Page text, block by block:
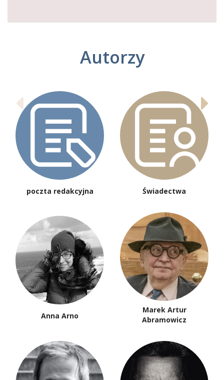
Autorzy
poczta redakcyjna Świadectwa
Anna Arno
Marek Artur
Abramowicz